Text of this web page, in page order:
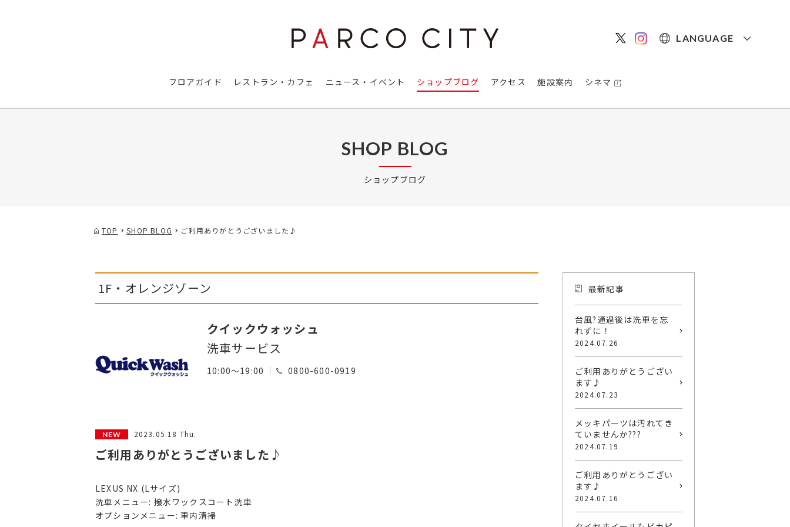
LANGUAGE
フロアガイド レストラン・カフェ ニュース・イベント ショップブログ アクセス 施設案内 シネマ
SHOP BLOG
ショップブログ
TOP SHOP BLOG ご利用ありがとうございました♪
1F・オレンジゾーン
クイックウォッシュ
洗車サービス
10:00～19:00 0800-600-0919
2023.05.18 Thu.
ご利用ありがとうございました♪
LEXUS NX (Lサイズ)
洗車メニュー: 撥水ワックスコート洗車
オプションメニュー: 車内清掃
最新記事
台風?通過後は洗車を忘
れずに！
2024.07.26
ご利用ありがとうござい
ます♪
2024.07.23
メッキパーツは汚れてき
ていませんか???
2024.07.19
ご利用ありがとうござい
ます♪
2024.07.16